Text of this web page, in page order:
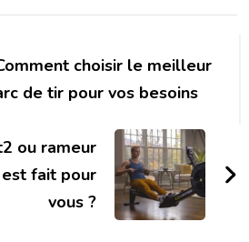
choisir le meilleur
de tir pour vos besoins
ou rameur
fait pour
vous ?